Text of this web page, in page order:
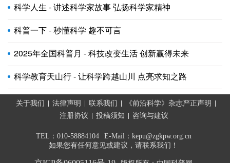
科学人生 - 讲述科学家故事 弘扬科学家精神
科普一下 - 秒懂科学 趣不可言
2025年全国科普月 - 科技改变生活 创新赢得未来
科学教育天山行 - 让科学跨越山川 点亮求知之路
关于我们 法律声明 联系我们
《前沿科学》杂志严正声明
注册协议
投稿须知 咨询与建议
TEL：010-58884104
E-Mail：kepu@zgkpw.org.cn
如果您有任何意见或建议，请联系我们！